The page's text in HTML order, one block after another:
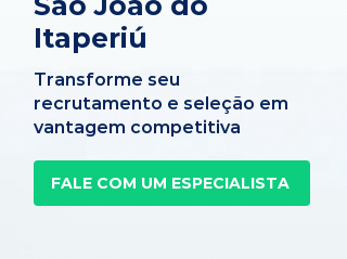
Itaperiú
Transforme seu
recrutamento e seleção em
vantagem competitiva
FALE COM UM ESPECIALISTA